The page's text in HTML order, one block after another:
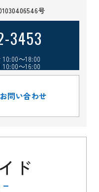
号
3453
～18:00
10:00～16:00
問い合わせ
ド